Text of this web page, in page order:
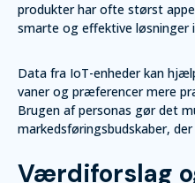
produkter har ofte størst
smarte og effektive løsninger
Data fra IoT-enheder kan
vaner og præferencer mere
Brugen af personas gør det
markedsføringsbudskaber,
Værdiforslag